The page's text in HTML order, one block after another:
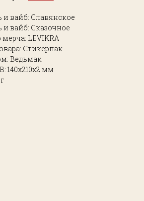
и вайб: Славянское
и вайб: Сказочное
мерча: LEVIKRA
Стикерпак
Ведьмак
140x210x2 мм